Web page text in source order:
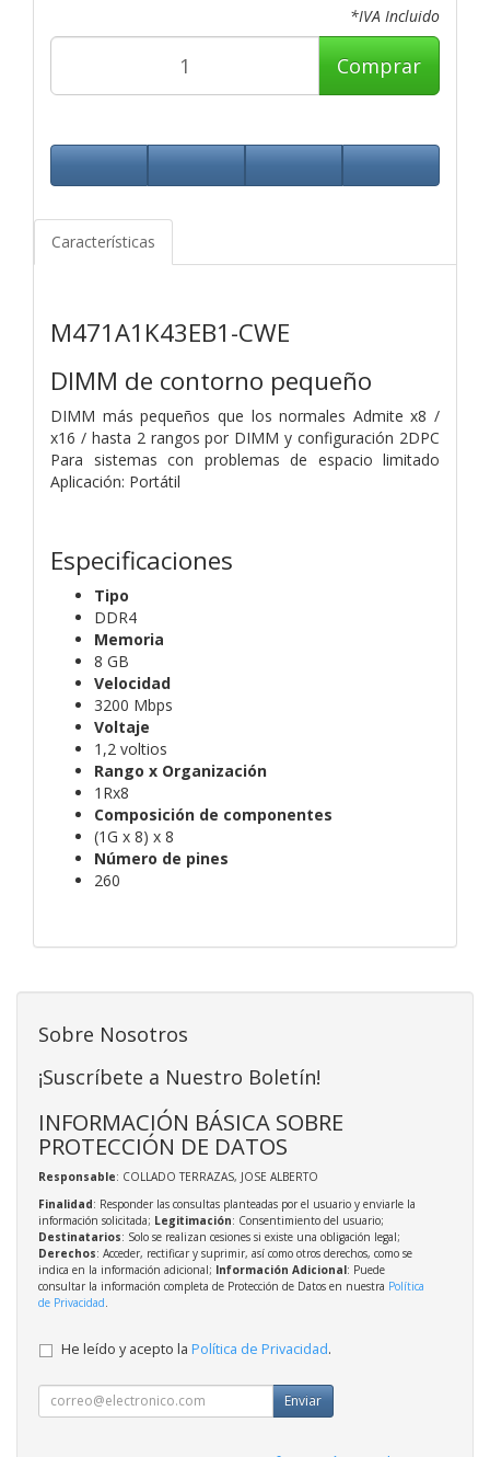
*IVA Incluido
Comprar
Características
M471A1K43EB1-CWE
DIMM de contorno pequeño
DIMM más pequeños que los normales Admite x8 /
x16 / hasta 2 rangos por DIMM y configuración 2DPC
Para sistemas con problemas de espacio limitado
Aplicación: Portátil
Especificaciones
Tipo
DDR4
Memoria
8 GB
Velocidad
3200 Mbps
Voltaje
1,2 voltios
Rango x Organización
1Rx8
Composición de componentes
(1G x 8) x 8
Número de pines
260
Sobre Nosotros
¡Suscríbete a Nuestro Boletín!
INFORMACIÓN BÁSICA SOBRE
PROTECCIÓN DE DATOS
Responsable: COLLADO TERRAZAS, JOSE ALBERTO
Finalidad: Responder las consultas planteadas por el usuario y enviarle la
información solicitada; Legitimación: Consentimiento del usuario;
Destinatarios: Solo se realizan cesiones si existe una obligación legal;
Derechos: Acceder, rectificar y suprimir, así como otros derechos, como se
indica en la información adicional; Información Adicional: Puede
consultar la información completa de Protección de Datos en nuestra Política
de Privacidad
He leído y acepto la Política de Privacidad.
Enviar